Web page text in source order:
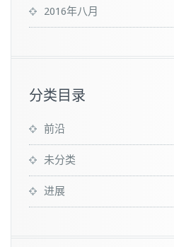
2016年八月
分类目录
前沿
未分类
进展